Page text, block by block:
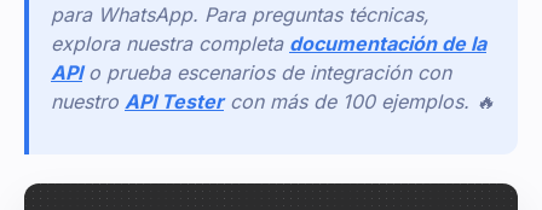
para WhatsApp. Para preguntas técnicas,
explora nuestra completa documentación de la
API o prueba escenarios de integración con
nuestro API Tester con más de 100 ejemplos. 🔥